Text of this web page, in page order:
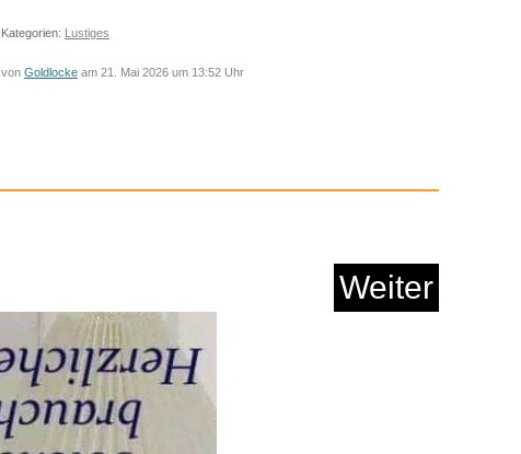
Kategorien: Lustiges
von Goldlocke am 21. Mai 2026 um 13:52 Uhr
Weiter